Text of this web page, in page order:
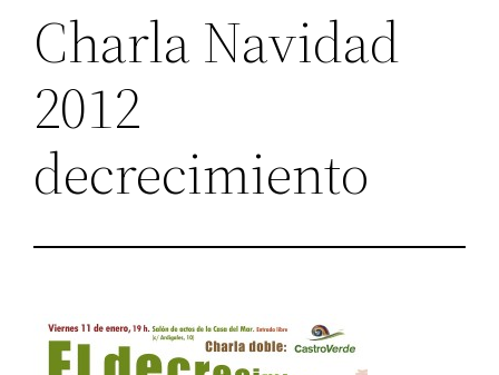
Charla Navidad
2012
decrecimiento